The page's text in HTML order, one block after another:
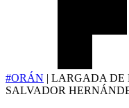
#ORÁN | LARGADA DE
SALVADOR